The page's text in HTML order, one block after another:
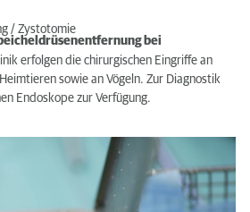
/ Zystotomie
bei
erfolgen die chirurgischen Eingriffe an
sowie an Vögeln. Zur Diagnostik
Endoskope zur Verfügung.